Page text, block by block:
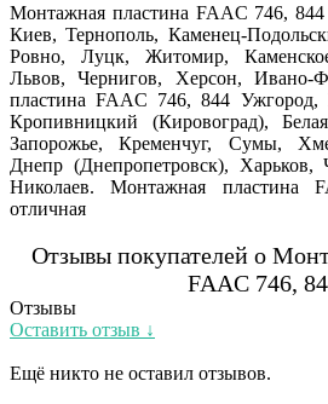
Монтажная пластина FAAC 746, 844
Киев, Тернополь, Каменец-
Ровно, Луцк, Житомир,
Львов, Чернигов, Херсон, Ивано-
пластина FAAC 746, 844 Ужгород,
Кропивницкий (Кировоград),
Запорожье, Кременчуг, Сумы,
Днепр (Днепропетровск), Харьков,
Николаев. Монтажная пластина
отличная
Отзывы покупателей о
FAAC 746,
Отзывы
Оставить отзыв ↓
Ещё никто не оставил отзывов.